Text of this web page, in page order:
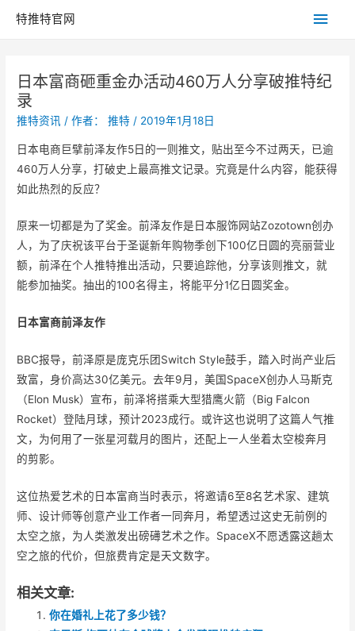
特推特官网
主
单
日本富商砸重金办活动460万人分享破推特纪
录
推特资讯 / 作者：推特 / 2019年1月18日
日本电商巨擘前泽友作5日的一则推文，贴出至今不过两天，已逾
460万人分享，打破史上最高推文记录。究竟是什么内容，能获得
如此热烈的反应？
原来一切都是为了奖金。前泽友作是日本服饰网站Zozotown创办
人，为了庆祝该平台于圣诞新年购物季创下100亿日圆的亮丽营业
额，前泽在个人推特推出活动，只要追踪他，分享该则推文，就
能参加抽奖。抽出的100名得主，将能平分1亿日圆奖金。
日本富商前泽友作
BBC报导，前泽原是庞克乐团Switch Style鼓手，踏入时尚产业后
致富，身价高达30亿美元。去年9月，美国SpaceX创办人马斯克
（Elon Musk）宣布，前泽将搭乘大型猎鹰火箭（Big Falcon
Rocket）登陆月球，预计2023成行。或许这也说明了这篇人气推
文，为何用了一张星河载月的图片，还配上一人坐着太空梭奔月
的剪影。
这位热爱艺术的日本富商当时表示，将邀请6至8名艺术家、建筑
师、设计师等创意产业工作者一同奔月，希望透过这史无前例的
太空之旅，为人类激发出磅礡艺术之作。SpaceX不愿透露这趟太
空之旅的代价，但旅费肯定是天文数字。
相关文章:
你在婚礼上花了多少钱？